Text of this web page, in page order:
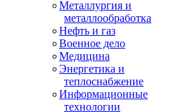
Металлургия и
металлообработка
Нефть и газ
Военное дело
Медицина
Энергетика и
теплоснабжение
Информационные
технологии